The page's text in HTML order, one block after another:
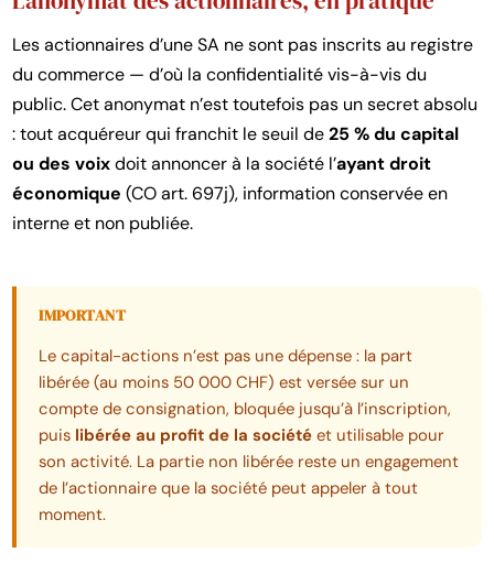
Les actionnaires d’une SA ne sont pas inscrits au registre
du commerce — d’où la confidentialité vis-à-vis du
public. Cet anonymat n’est toutefois pas un secret absolu
: tout acquéreur qui franchit le seuil de25 % du capital
ou des voixdoit annoncer à la société l’ayant droit
économique (CO art. 697j), information conservée en
interne et non publiée.
IMPORTANT
Le capital-actions n’est pas une dépense : la part
libérée (au moins 50 000 CHF) est versée sur un
compte de consignation, bloquée jusqu’à l’inscription,
puis libérée au profit de la société et utilisable pour
son activité. La partie non libérée reste un engagement
de l’actionnaire que la société peut appeler à tout
moment.